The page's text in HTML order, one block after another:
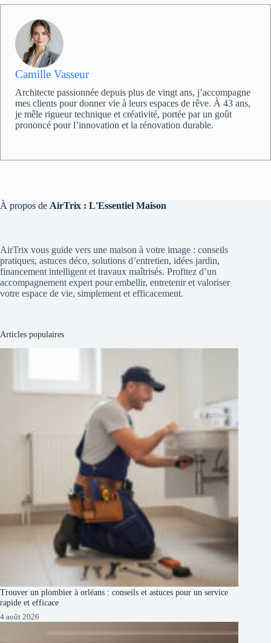
Camille Vasseur
Architecte passionnée depuis plus de vingt ans, j’accompagne
mes clients pour donner vie à leurs espaces de rêve. À 43 ans,
je mêle rigueur technique et créativité, portée par un goût
prononcé pour l’innovation et la rénovation durable.
À propos de AirTrix : L'Essentiel Maison
AirTrix vous guide vers une maison à votre image : conseils
pratiques, astuces déco, solutions d’entretien, idées jardin,
financement intelligent et travaux maîtrisés. Profitez d’un
accompagnement expert pour embellir, entretenir et valoriser
votre espace de vie, simplement et efficacement.
Articles populaires
Trouver un plombier à orléans : conseils et astuces pour un service
rapide et efficace
4 août 2026